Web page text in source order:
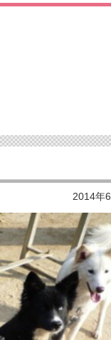
2014年